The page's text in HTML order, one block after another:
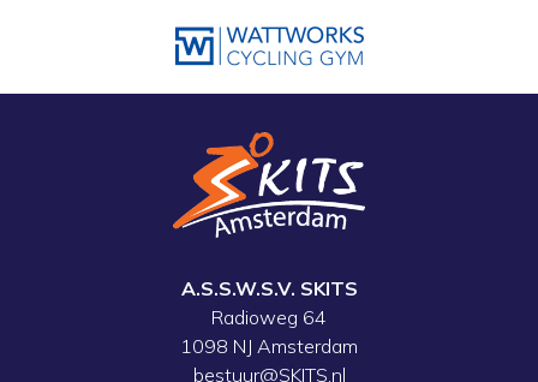
A.S.S.W.S.V. SKITS
Radioweg 64
1098 NJ Amsterdam
bestuur@SKITS.nl